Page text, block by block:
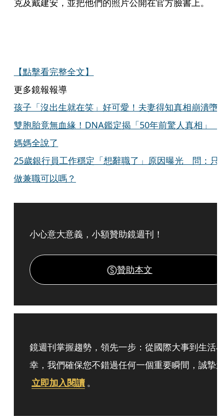
克及戴建安，並把他們的照片公開在官方臉書上。
【點擊看完整全文】
更多鏡報報導
孩子「沒出生就在笑」好可愛！夫妻得知真相崩潰墮
雙胞胎竟無血緣！DNA鑑定揭「50年前驚人真相」
媽媽全說了
25歲銀行員工作穩定「想辭職了」原因曝光 問：只
做兼職可以嗎？
小心意大意義，小額贊助鏡週刊！
贊助本文
鏡週刊掌握趨勢，領先一步：從國際大事到生活
幸，我們確保您不錯過任何一個重要瞬間，誠摯
立即加入閱讀 。